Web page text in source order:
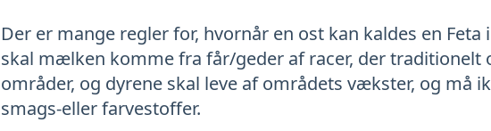
Der er mange regler for, hvornår en ost kan kaldes en
skal mælken komme fra får/geder af racer, der
områder, og dyrene skal leve af områdets vækster, og må
smags-eller farvestoffer.